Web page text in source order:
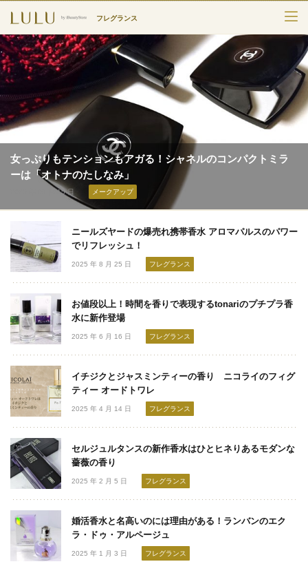
フレグランス
TOP
カテゴリー
スキンケア
メークアップ
エイジングケア
ボディ＆ヘア
ライフスタイル
検索
女っぷりもテンションもアガる！シャネルのコンパクトミラ
ーは「オトナのたしなみ」
2025 年 09 月 15 日 メークアップ
ニールズヤードの爆売れ携帯香水 アロマパルスのパワー
でリフレッシュ！
2025 年 8 月 25 日 フレグランス
お値段以上！時間を香りで表現するtonariのプチプラ香
水に新作登場
2025 年 6 月 16 日 フレグランス
イチジクとジャスミンティーの香り ニコライのフィグ
ティー オードトワレ
2025 年 4 月 14 日 フレグランス
セルジュルタンスの新作香水はひとヒネりあるモダンな
薔薇の香り
2025 年 2 月 5 日 フレグランス
婚活香水と名高いのには理由がある！ランバンのエク
ラ・ドゥ・アルページュ
2025 年 1 月 3 日 フレグランス